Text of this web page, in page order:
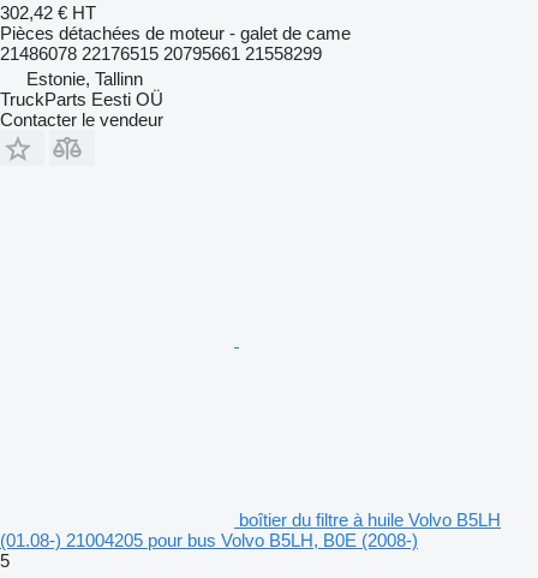
302,42 € HT
Pièces détachées de moteur - galet de came
21486078 22176515 20795661 21558299
Estonie, Tallinn
TruckParts Eesti OÜ
Contacter le vendeur
boîtier du filtre à huile Volvo B5LH
(01.08-) 21004205 pour bus Volvo B5LH, B0E (2008-)
5